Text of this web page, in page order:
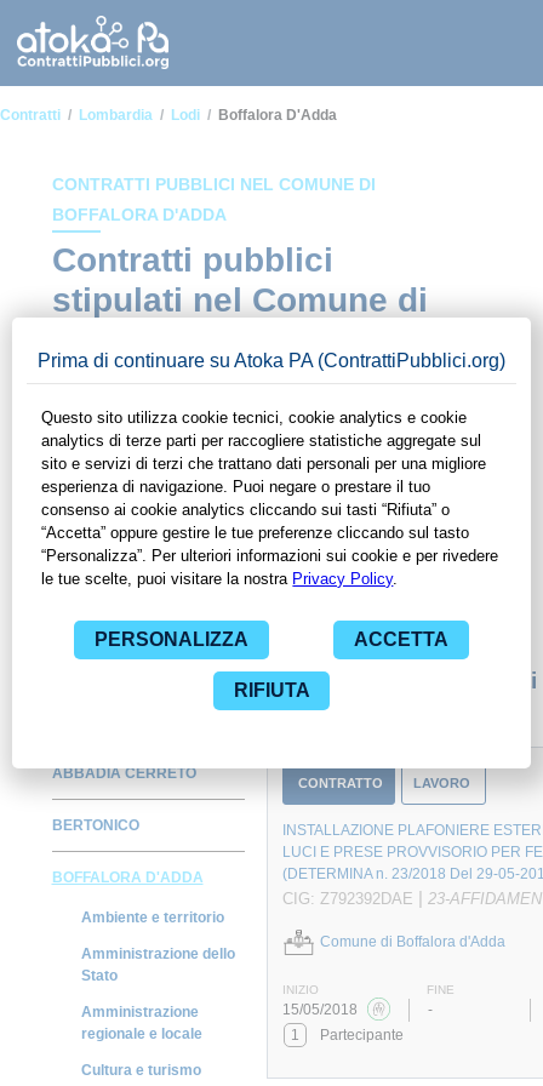
Contratti Lombardia Lodi Boffalora D'Adda
CONTRATTI PUBBLICI NEL COMUNE DI
BOFFALORA D'ADDA
Contratti pubblici
stipulati nel Comune di
all'interno del Comune di Boffalora d'Adda. Grazie alle
funzionalità di ContrattiPubblici.org potrai monitorare la
scadenza dei contratti pubblici di tuo interesse e
programmare la tua attività commerciale con le Pubbliche
Amministrazioni con largo anticipo. Il servizio di
ContrattiPubblici.org offre agli utenti 7 giorni di prova gratuiti
per avere l'opportunità di conoscere e consultare tutti i dati
inerenti ai contratti stipulati da una specifica PA, compresi gli
Monitora alcuni
ABBADIA CERRETO
BERTONICO
BOFFALORA D'ADDA
Ambiente e territorio
Amministrazione dello
Stato
Amministrazione
regionale e locale
Cultura e turismo
CONTRATTO LAVORO
INSTALLAZIONE PLAFONIERE
LUCI E PRESE PROVVISORIO PER
(DETERMINA n. 23/2018 Del 29-05-
CIG: Z792392DAE | 23-
Comune di Boffalora d'Adda
INIZIO FINE
15/05/2018
-
1
Partecipante